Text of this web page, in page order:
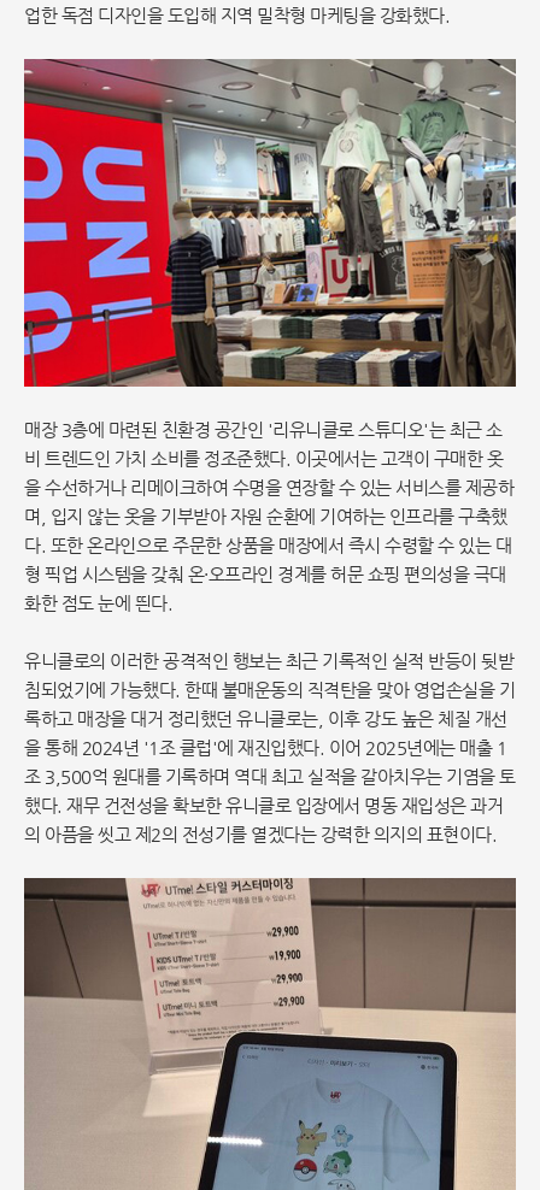
업한 독점 디자인을 도입해 지역 밀착형 마케팅을 강화했다.
매장 3층에 마련된 친환경 공간인 '리유니클로 스튜디오'는 최근 소
비 트렌드인 가치 소비를 정조준했다. 이곳에서는 고객이 구매한 옷
을 수선하거나 리메이크하여 수명을 연장할 수 있는 서비스를 제공하
며, 입지 않는 옷을 기부받아 자원 순환에 기여하는 인프라를 구축했
다. 또한 온라인으로 주문한 상품을 매장에서 즉시 수령할 수 있는 대
형 픽업 시스템을 갖춰 온·오프라인 경계를 허문 쇼핑 편의성을 극대
화한 점도 눈에 띈다.
유니클로의 이러한 공격적인 행보는 최근 기록적인 실적 반등이 뒷받
침되었기에 가능했다. 한때 불매운동의 직격탄을 맞아 영업손실을 기
록하고 매장을 대거 정리했던 유니클로는, 이후 강도 높은 체질 개선
을 통해 2024년 '1조 클럽'에 재진입했다. 이어 2025년에는 매출 1
조 3,500억 원대를 기록하며 역대 최고 실적을 갈아치우는 기염을 토
했다. 재무 건전성을 확보한 유니클로 입장에서 명동 재입성은 과거
의 아픔을 씻고 제2의 전성기를 열겠다는 강력한 의지의 표현이다.